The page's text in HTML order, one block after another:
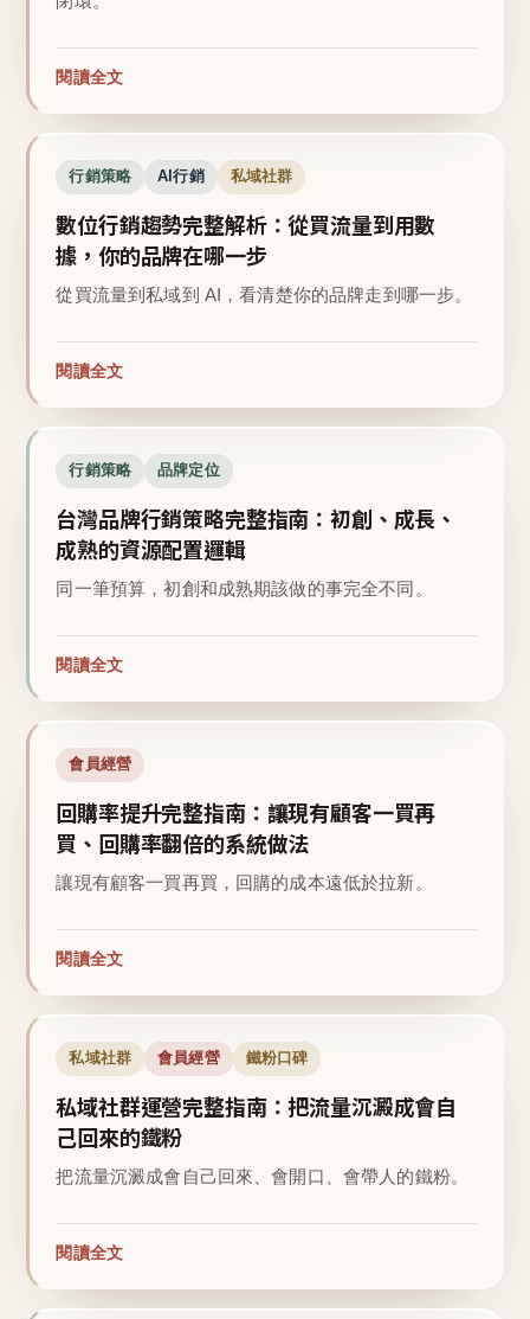
閱讀全文
行銷策略 AI行銷 私域社群
數位行銷趨勢完整解析：從買流量到用數
據，你的品牌在哪一步
從買流量到私域到 AI，看清楚你的品牌走到哪一步。
閱讀全文
行銷策略 品牌定位
台灣品牌行銷策略完整指南：初創、成長、
成熟的資源配置邏輯
同一筆預算，初創和成熟期該做的事完全不同。
閱讀全文
會員經營
回購率提升完整指南：讓現有顧客一買再
買、回購率翻倍的系統做法
讓現有顧客一買再買，回購的成本遠低於拉新。
閱讀全文
私域社群 會員經營 鐵粉口碑
私域社群運營完整指南：把流量沉澱成會自
己回來的鐵粉
把流量沉澱成會自己回來、會開口、會帶人的鐵粉。
閱讀全文